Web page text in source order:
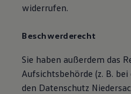
widerrufen.
Beschwerderecht
Sie haben außerdem das
Aufsichtsbehörde (z. B.
den Datenschutz